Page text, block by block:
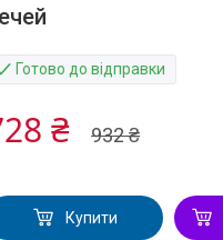
Готово до відправки
932 ₴
₴
Купити